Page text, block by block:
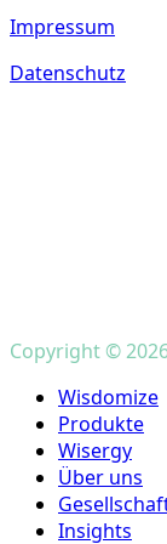
Impressum
Datenschutz
Copyright ©
Close
Menu
Wisdomize
Produkte
Wisergy
Über uns
Insights